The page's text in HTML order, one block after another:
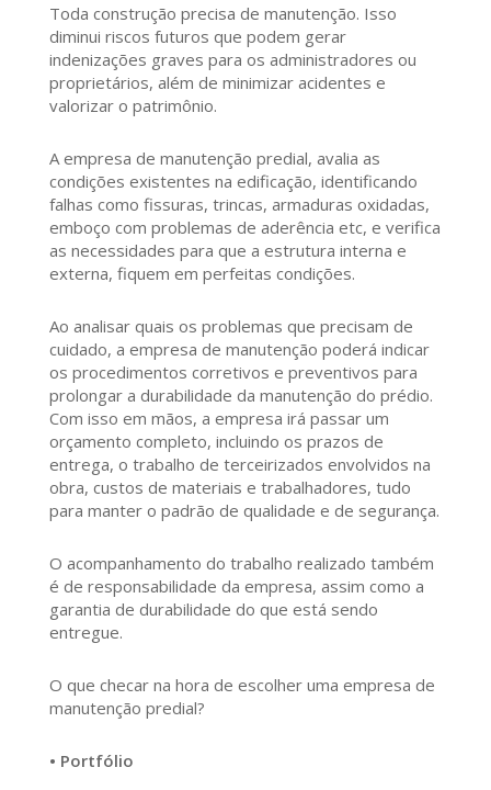
Toda construção precisa de manutenção. Isso
diminui riscos futuros que podem gerar
indenizações graves para os administradores ou
proprietários, além de minimizar acidentes e
valorizar o patrimônio.
A empresa de manutenção predial, avalia as
condições existentes na edificação, identificando
falhas como fissuras, trincas, armaduras oxidadas,
emboço com problemas de aderência etc, e verifica
as necessidades para que a estrutura interna e
externa, fiquem em perfeitas condições.
Ao analisar quais os problemas que precisam de
cuidado, a empresa de manutenção poderá indicar
os procedimentos corretivos e preventivos para
prolongar a durabilidade da manutenção do prédio.
Com isso em mãos, a empresa irá passar um
orçamento completo, incluindo os prazos de
entrega, o trabalho de terceirizados envolvidos na
obra, custos de materiais e trabalhadores, tudo
para manter o padrão de qualidade e de segurança.
O acompanhamento do trabalho realizado também
é de responsabilidade da empresa, assim como a
garantia de durabilidade do que está sendo
entregue.
O que checar na hora de escolher uma empresa de
manutenção predial?
• Portfólio